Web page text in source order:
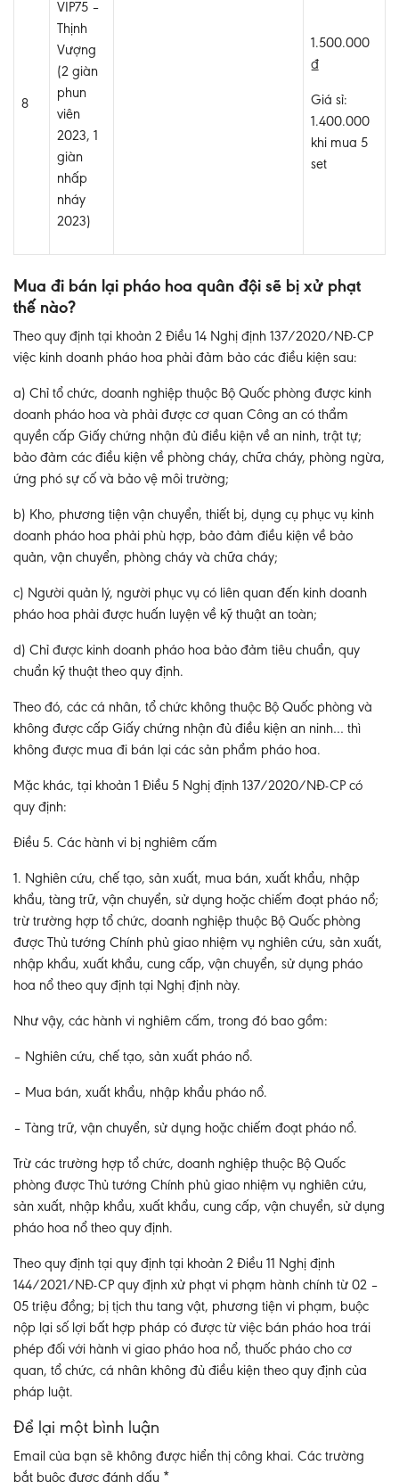
8
VIP75 –
Thịnh
Vượng
(2 giàn
phun
viên
2023, 1
giàn
nhấp
nháy
2023)
1.500.000
₫
Giá sỉ:
1.400.000
khi mua 5
set
Mua đi bán lại pháo hoa quân đội sẽ bị xử phạt
thế nào?
Theo quy định tại khoản 2 Điều 14 Nghị định 137/2020/NĐ-CP
việc kinh doanh pháo hoa phải đảm bảo các điều kiện sau:
a) Chỉ tổ chức, doanh nghiệp thuộc Bộ Quốc phòng được kinh
doanh pháo hoa và phải được cơ quan Công an có thẩm
quyền cấp Giấy chứng nhận đủ điều kiện về an ninh, trật tự;
bảo đảm các điều kiện về phòng cháy, chữa cháy, phòng ngừa,
ứng phó sự cố và bảo vệ môi trường;
b) Kho, phương tiện vận chuyển, thiết bị, dụng cụ phục vụ kinh
doanh pháo hoa phải phù hợp, bảo đảm điều kiện về bảo
quản, vận chuyển, phòng cháy và chữa cháy;
c) Người quản lý, người phục vụ có liên quan đến kinh doanh
pháo hoa phải được huấn luyện về kỹ thuật an toàn;
d) Chỉ được kinh doanh pháo hoa bảo đảm tiêu chuẩn, quy
chuẩn kỹ thuật theo quy định.
Theo đó, các cá nhân, tổ chức không thuộc Bộ Quốc phòng và
không được cấp Giấy chứng nhận đủ điều kiện an ninh… thì
không được mua đi bán lại các sản phẩm pháo hoa.
Mặc khác, tại khoản 1 Điều 5 Nghị định 137/2020/NĐ-CP có
quy định:
Điều 5. Các hành vi bị nghiêm cấm
1. Nghiên cứu, chế tạo, sản xuất, mua bán, xuất khẩu, nhập
khẩu, tàng trữ, vận chuyển, sử dụng hoặc chiếm đoạt pháo nổ;
trừ trường hợp tổ chức, doanh nghiệp thuộc Bộ Quốc phòng
được Thủ tướng Chính phủ giao nhiệm vụ nghiên cứu, sản xuất,
nhập khẩu, xuất khẩu, cung cấp, vận chuyển, sử dụng pháo
hoa nổ theo quy định tại Nghị định này.
Như vậy, các hành vi nghiêm cấm, trong đó bao gồm:
– Nghiên cứu, chế tạo, sản xuất pháo nổ.
– Mua bán, xuất khẩu, nhập khẩu pháo nổ.
– Tàng trữ, vận chuyển, sử dụng hoặc chiếm đoạt pháo nổ.
Trừ các trường hợp tổ chức, doanh nghiệp thuộc Bộ Quốc
phòng được Thủ tướng Chính phủ giao nhiệm vụ nghiên cứu,
sản xuất, nhập khẩu, xuất khẩu, cung cấp, vận chuyển, sử dụng
pháo hoa nổ theo quy định.
Theo quy định tại quy định tại khoản 2 Điều 11 Nghị định
144/2021/NĐ-CP quy định xử phạt vi phạm hành chính từ 02 –
05 triệu đồng; bị tịch thu tang vật, phương tiện vi phạm, buộc
nộp lại số lợi bất hợp pháp có được từ việc bán pháo hoa trái
phép đối với hành vi giao pháo hoa nổ, thuốc pháo cho cơ
quan, tổ chức, cá nhân không đủ điều kiện theo quy định của
pháp luật.
Để lại một bình luận
Email của bạn sẽ không được hiển thị công khai. Các trường
bắt buộc được đánh dấu *